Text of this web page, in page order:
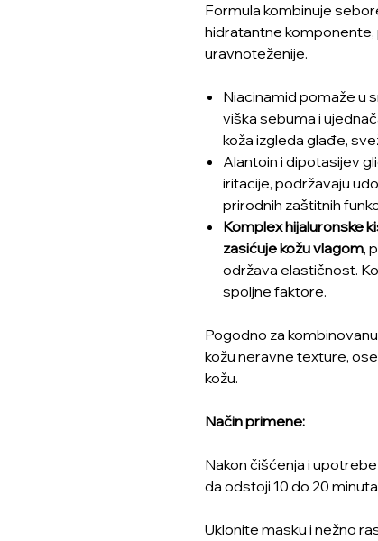
Formula kombinuje
hidratantne komponente,
uravnoteženije.
Niacinamid pomaže u
viška sebuma i
koža izgleda glađe,
Alantoin i dipotasijev
iritacije, podržavaju
prirodnih zaštitnih
Komplex hijaluronske
zasićuje kožu vlagom,
održava elastičnost.
spoljne faktore.
Pogodno za
kožu neravne texture,
kožu.
Način primene:
Nakon čišćenja i
da odstoji 10 do 20
Uklonite masku i nežno